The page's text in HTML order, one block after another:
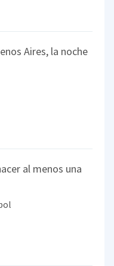
Aires, la noche
al menos una